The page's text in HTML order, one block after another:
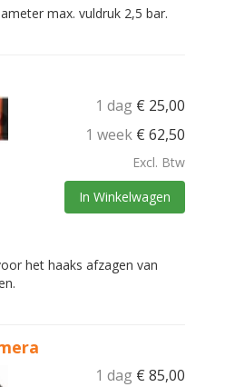
max. vuldruk 2,5 bar.
1 dag € 25,00
1 week € 62,50
Excl. Btw
In Winkelwagen
het haaks afzagen van
1 dag € 85,00